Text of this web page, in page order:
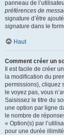
panneau de
préférences de
signature d’être
signature dans le
Haut
Comment créer un
Il est facile de créer
la modification du
permissions), cliquez
le voyez pas, vous
Saisissez le titre du
une option par ligne
le nombre de
« Option(s) par
pour une durée